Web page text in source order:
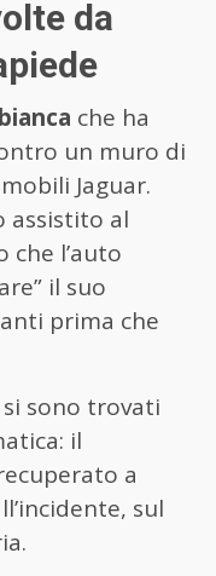
da
che ha
un muro di
Jaguar.
assistito al
l’auto
il suo
prima che
sono trovati
il
a
sul